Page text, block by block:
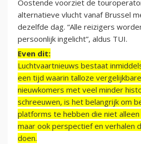
Oostende voorziet de
alternatieve vlucht vanaf Brussel
dezelfde dag. “Alle reizigers
persoonlijk ingelicht”, aldus TUI.
Even dit:
Luchtvaartnieuws bestaat
een tijd waarin talloze
nieuwkomers met veel minder
schreeuwen, is het belangrijk om
platforms te hebben die niet
maar ook perspectief en verhalen
doen.